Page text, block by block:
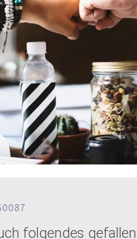
folgendes gefallen